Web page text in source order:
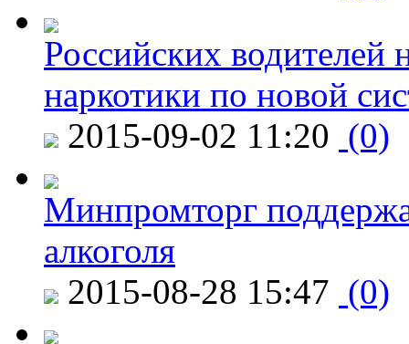
Российских водителей
наркотики по новой
2015-09-02 11:20 (0)
Минпромторг
алкоголя
2015-08-28 15:47 (0)